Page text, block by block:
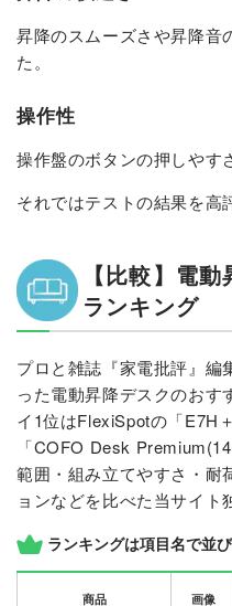
昇降のスムーズさや昇降音
た。
操作性
操作盤のボタンの押しやす
それではテストの結果を高
【比較】電
ランキング
プロと雑誌『家電批評』編
った電動昇降デスクのお
イ1位はFlexiSpot​の「E7H
「COFO Desk
範囲・組み立てやすさ・耐
ョンなどを比べた当サイト
ランキングは項目名で並
商品 画像